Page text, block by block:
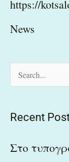
https://
News
c
Recent
Στο